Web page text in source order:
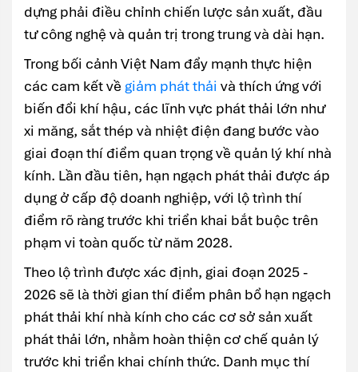
dựng phải điều chỉnh chiến lược sản xuất, đầu
tư công nghệ và quản trị trong trung và dài hạn.
Trong bối cảnh Việt Nam đẩy mạnh thực hiện
các cam kết về giảm phát thải và thích ứng với
biến đổi khí hậu, các lĩnh vực phát thải lớn như
xi măng, sắt thép và nhiệt điện đang bước vào
giai đoạn thí điểm quan trọng về quản lý khí nhà
kính. Lần đầu tiên, hạn ngạch phát thải được áp
dụng ở cấp độ doanh nghiệp, với lộ trình thí
điểm rõ ràng trước khi triển khai bắt buộc trên
phạm vi toàn quốc từ năm 2028.
Theo lộ trình được xác định, giai đoạn 2025 -
2026 sẽ là thời gian thí điểm phân bổ hạn ngạch
phát thải khí nhà kính cho các cơ sở sản xuất
phát thải lớn, nhằm hoàn thiện cơ chế quản lý
trước khi triển khai chính thức. Danh mục thí